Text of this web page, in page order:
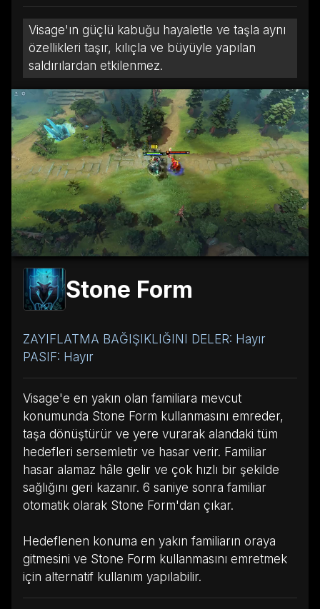
Visage'ın güçlü kabuğu hayaletle ve taşla aynı
özellikleri taşır, kılıçla ve büyüyle yapılan
saldırılardan etkilenmez.
Stone Form
ZAYIFLATMA BAĞIŞIKLIĞINI DELER: Hayır
PASIF: Hayır
Visage'e en yakın olan familiara mevcut
konumunda Stone Form kullanmasını emreder,
taşa dönüştürür ve yere vurarak alandaki tüm
hedefleri sersemletir ve hasar verir. Familiar
hasar alamaz hâle gelir ve çok hızlı bir şekilde
sağlığını geri kazanır. 6 saniye sonra familiar
otomatik olarak Stone Form'dan çıkar.
Hedeflenen konuma en yakın familiarın oraya
gitmesini ve Stone Form kullanmasını emretmek
için alternatif kullanım yapılabilir.